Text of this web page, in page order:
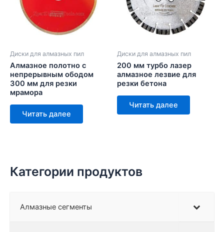
Диски для алмазных пил
Алмазное полотно с
непрерывным ободом
300 мм для резки
мрамора
Читать далее
Диски для алмазных пил
200 мм турбо лазер
алмазное лезвие для
резки бетона
Читать далее
Категории продуктов
Алмазные сегменты